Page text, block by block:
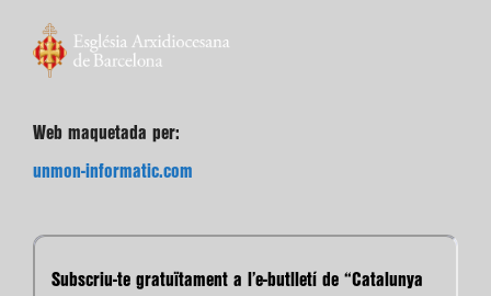
Web maquetada per:
unmon-informatic.com
Subscriu-te gratuïtament a l’e-butlletí de “Catalunya